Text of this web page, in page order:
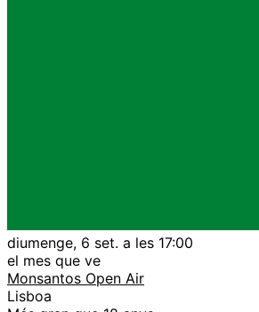
diumenge, 6 set. a les 17:00
el mes que ve
Monsantos Open Air
Lisboa